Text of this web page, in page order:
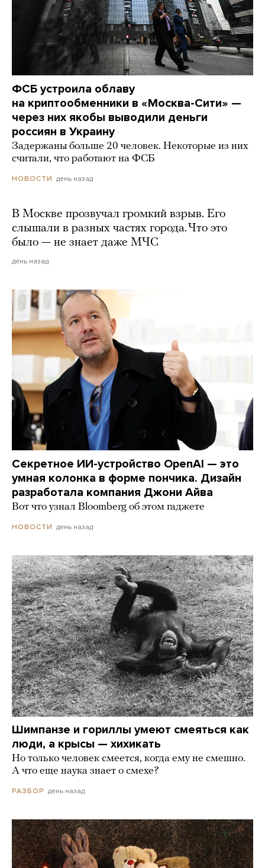
ФСБ устроила облаву
на криптообменники в «Москва-Сити» —
через них якобы выводили деньги
россиян в Украину
Задержаны больше 20 человек. Некоторые из них
считали, что работают на ФСБ
НОВОСТИ день назад
В Москве прозвучал громкий взрыв. Его
слышали в разных частях города. Что это
было — не знает даже МЧС
день назад
Секретное ИИ-устройство OpenAI — это
умная колонка в форме пончика. Дизайн
разработала компания Джони Айва
Вот что узнал Bloomberg об этом гаджете
НОВОСТИ день назад
Шимпанзе и гориллы умеют смеяться как
люди, а крысы — хихикать
Но только человек смеется, когда ему не смешно.
А что еще наука знает о смехе?
РАЗБОР день назад